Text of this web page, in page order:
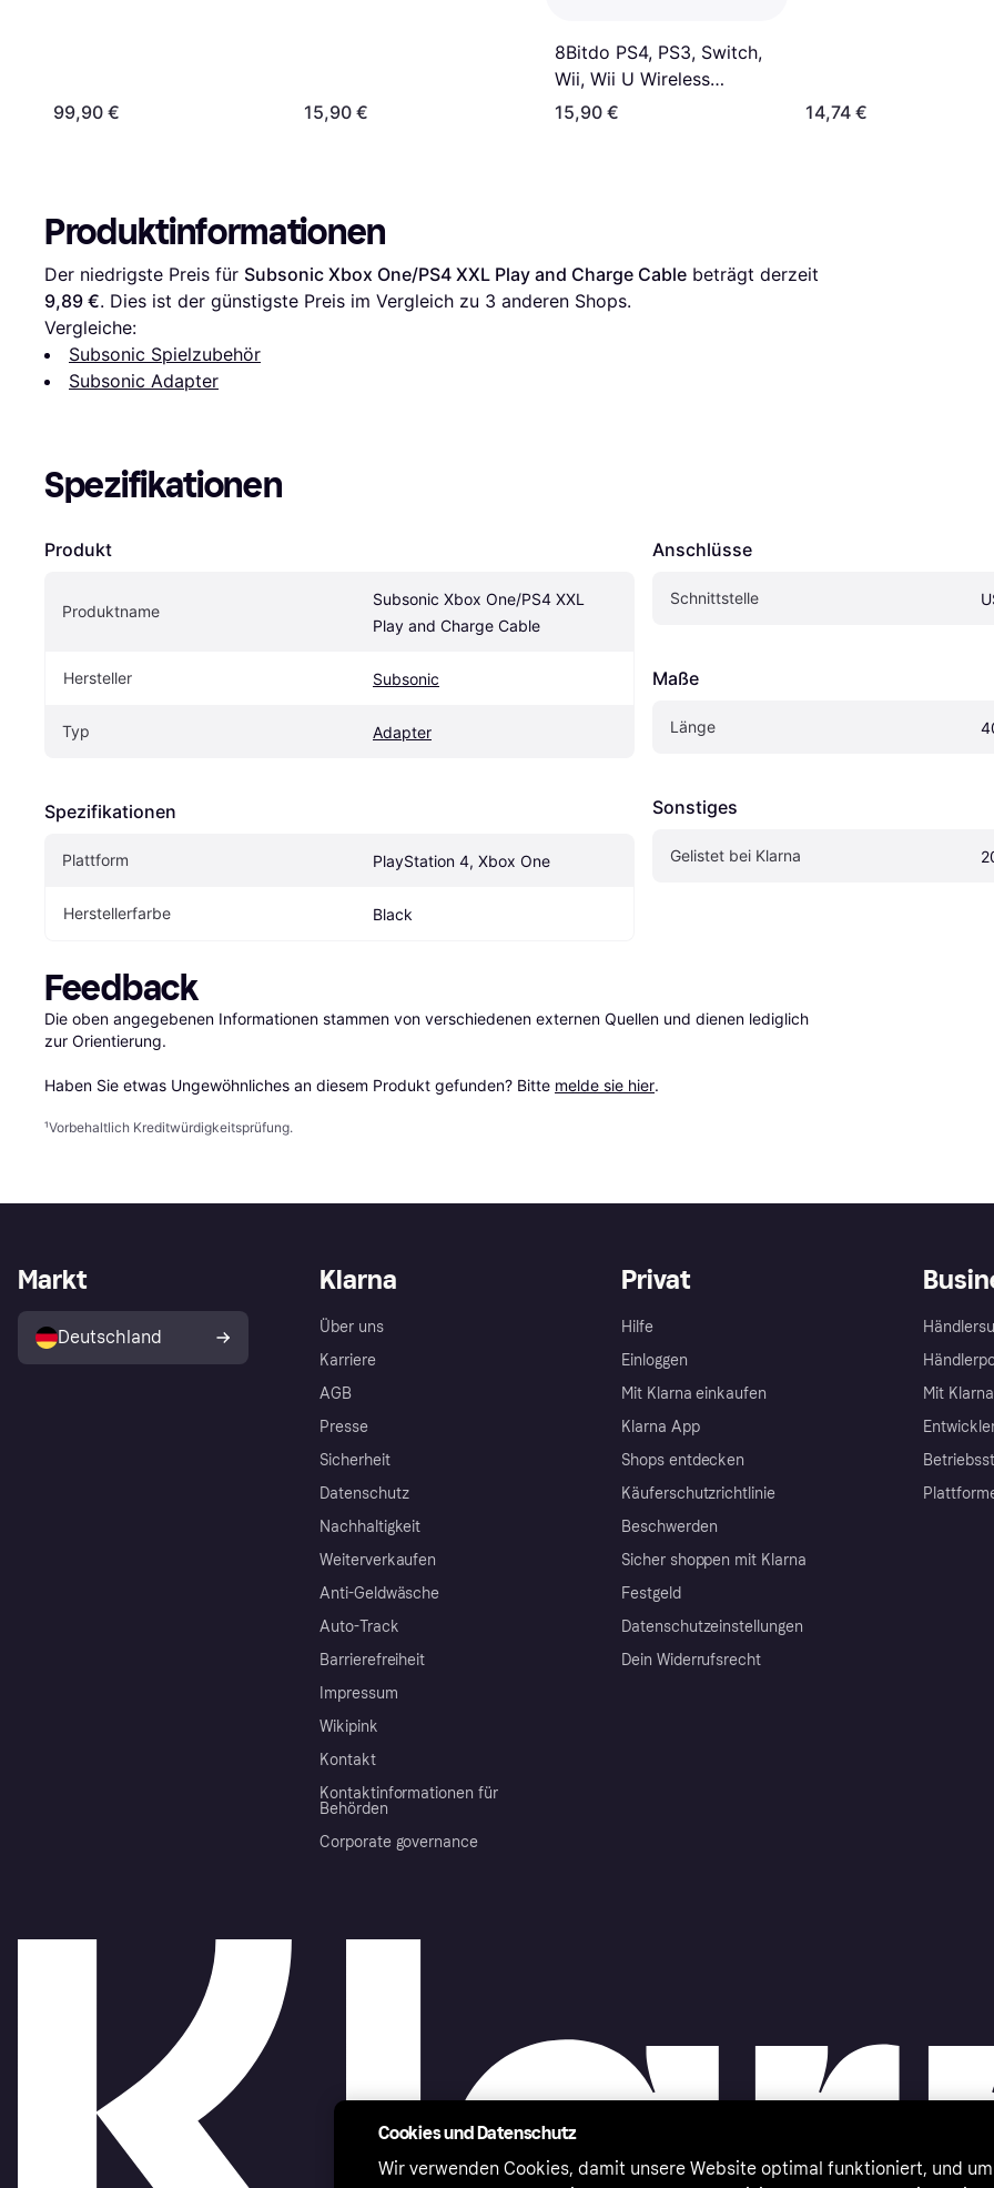
99,90 € 15,90 €
8Bitdo PS4, PS3, Switch,
Wii, Wii U Wireless
Bluetooth USB Adapter 2
15,90 € 14,74 €
Produktinformationen
Der niedrigste Preis für Subsonic Xbox One/PS4 XXL Play and Charge Cable
9,89 €. Dies ist der günstigste Preis im Vergleich zu 3 anderen Shops.
Vergleiche:
Subsonic Spielzubehör
Subsonic Adapter
Spezifikationen
Produkt
Produktname
Subsonic Xbox One/PS4 XXL
Play and Charge Cable
Hersteller Subsonic
Typ Adapter
Spezifikationen
Plattform PlayStation 4, Xbox One
Herstellerfarbe Black
Anschlüsse
Schnittstelle
Maße
Länge
Sonstiges
Gelistet bei Klarna
Feedback
Die oben angegebenen Informationen stammen von verschiedenen externen Quellen und dienen lediglich
zur Orientierung.
Haben Sie etwas Ungewöhnliches an diesem Produkt gefunden? Bitte melde sie hier.
¹Vorbehaltlich Kreditwürdigkeitsprüfung.
Klarna
Über uns
Karriere
AGB
Presse
Sicherheit
Datenschutz
Nachhaltigkeit
Weiterverkaufen
Anti-Geldwäsche
Auto-Track
Barrierefreiheit
Impressum
Wikipink
Kontakt
Kontaktinformationen für
Behörden
Corporate governance
Privat
Hilfe
Einloggen
Mit Klarna einkaufen
Klarna App
Shops entdecken
Käuferschutzrichtlinie
Beschwerden
Sicher shoppen mit Klarna
Festgeld
Datenschutzeinstellungen
Dein Widerrufsrecht
Mit
Markt
Deutschland
Cookies und Datenschutz
Wir verwenden Cookies, damit unsere Website optimal funktioniert, und